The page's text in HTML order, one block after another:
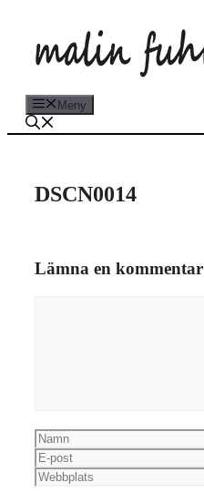
innehåll
Meny
DSCN0014
Lämna en kommentar
Namn
E-
post
Webbplats